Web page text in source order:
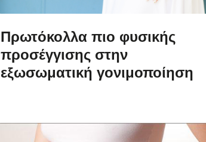
Πρωτόκολλα πιο φυσικής
προσέγγισης στην
εξωσωματική γονιμοποίηση